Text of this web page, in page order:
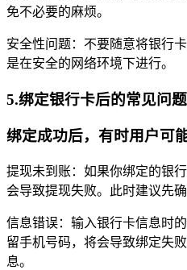
免不必要的麻烦。
安全性问题：不要随意将银行
是在安全的网络环境下进行。
5.绑定银行卡后的常见问题
绑定成功后，有时用户可
提现未到账：如果你绑定的银
会导致提现失败。此时建议先
信息错误：输入银行卡信息时
留手机号码，将会导致绑定失
息。